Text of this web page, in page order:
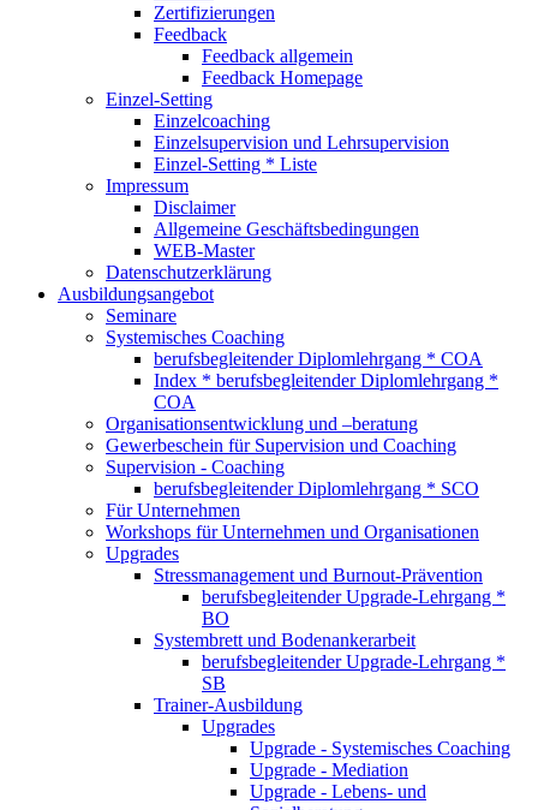
Zertifizierungen
Feedback
Feedback allgemein
Feedback Homepage
Einzel-Setting
Einzelcoaching
Einzelsupervision und Lehrsupervision
Einzel-Setting * Liste
Impressum
Disclaimer
Allgemeine Geschäftsbedingungen
WEB-Master
Datenschutzerklärung
Ausbildungsangebot
Seminare
Systemisches Coaching
berufsbegleitender Diplomlehrgang * COA
Index * berufsbegleitender Diplomlehrgang *
COA
Organisationsentwicklung und –beratung
Gewerbeschein für Supervision und Coaching
Supervision - Coaching
berufsbegleitender Diplomlehrgang * SCO
Für Unternehmen
Workshops für Unternehmen und Organisationen
Upgrades
Stressmanagement und Burnout-Prävention
berufsbegleitender Upgrade-Lehrgang *
BO
Systembrett und Bodenankerarbeit
berufsbegleitender Upgrade-Lehrgang *
SB
Trainer-Ausbildung
Upgrades
Upgrade - Systemisches Coaching
Upgrade - Mediation
Upgrade - Lebens- und